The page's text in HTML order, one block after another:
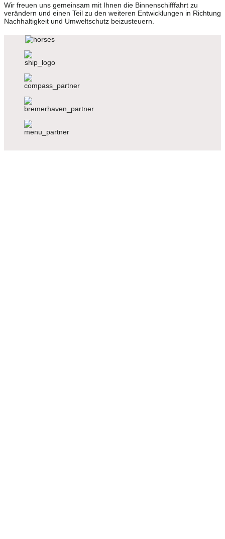
Wir freuen uns gemeinsam mit Ihnen die Binnenschifffahrt zu
verändern und einen Teil zu den weiteren Entwicklungen in Richtung
Nachhaltigkeit und Umweltschutz beizusteuern.